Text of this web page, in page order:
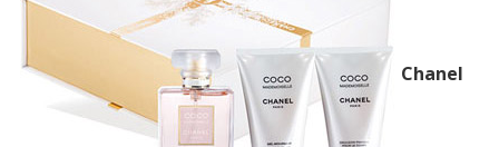
Chanel